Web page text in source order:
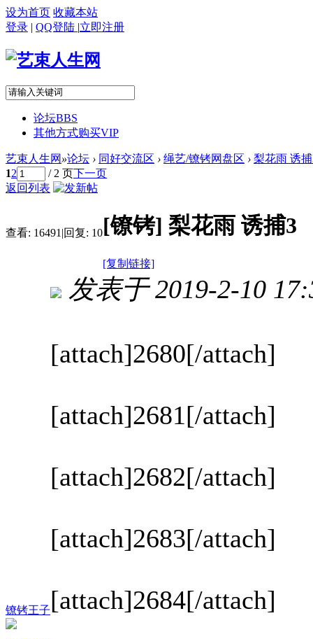
设为首页 收藏本站
登录 | QQ登陆 |立即注册
论坛BBS
其他方式购买VIP
艺束人生网 »论坛 › 同好交流区 › 绳艺/镣铐网盘区 › 梨花雨 诱
12 / 2 页下一页
返回列表
查看: 16491 |回复: 10[镣铐] 梨花雨 诱捕3
[复制链接]
镣铐王子
发表于 2019-2-10
[attach]2680[/attach]
[attach]2681[/attach]
[attach]2682[/attach]
[attach]2683[/attach]
[attach]2684[/attach]